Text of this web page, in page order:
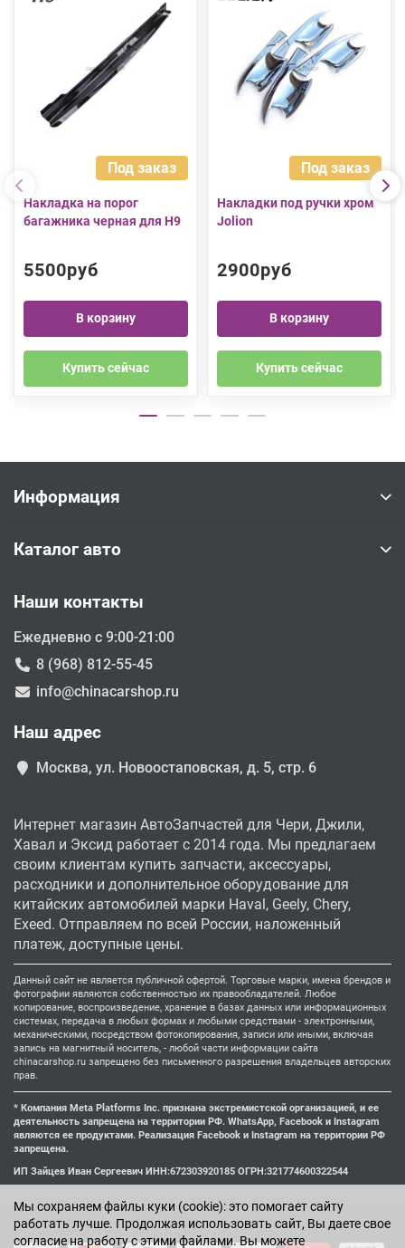
Под заказ
Накладка на порог
багажника черная для H9
5500руб
В корзину
Купить сейчас
Под заказ
Накладки под ручки хром
Jolion
2900руб
В корзину
Купить сейчас
Мы cохраняем файлы куки (cookie): это помогает сайту
работать лучше. Продолжая использовать сайт, Вы даете свое
согласие на работу с этими файлами. Вы можете
Информация
Каталог авто
Наши контакты
Ежедневно с 9:00-21:00
8 (968) 812-55-45
info@chinacarshop.ru
Наш адрес
Москва, ул. Новоостаповская, д. 5, стр. 6
Интернет магазин АвтоЗапчастей для Чери, Джили,
Хавал и Эксид работает с 2014 года. Мы предлагаем
своим клиентам купить запчасти, аксессуары,
расходники и дополнительное оборудование для
китайских автомобилей марки Haval, Geely, Chery,
Exeed. Отправляем по всей России, наложенный
платеж, доступные цены.
Данный сайт не является публичной офертой. Торговые марки, имена брендов и
фотографии являются собственностью их правообладателей. Любое
копирование, воспроизведение, хранение в базах данных или информационных
системах, передача в любых формах и любыми средствами - электронными,
механическими, посредством фотокопирования, записи или иными, включая
запись на магнитный носитель, - любой части информации сайта
chinacarshop.ru запрещено без письменного разрешения владельцев авторских
прав.
* Компания Meta Platforms Inc. признана экстремистской организацией, и ее
деятельность запрещена на территории РФ. WhatsApp, Facebook и Instagram
являются ее продуктами. Реализация Facebook и Instagram на территории РФ
запрещена.
ИП Зайцев Иван Сергеевич ИНН:672303920185 ОГРН:321774600322544